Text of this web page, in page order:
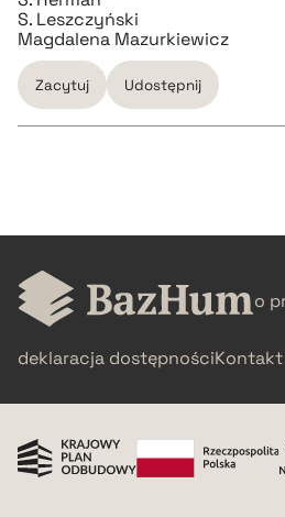
S. Leszczyński
Magdalena Mazurkiewicz
Zacytuj Udostępnij
BIBTEX
o
deklaracja dostępnościKontakt